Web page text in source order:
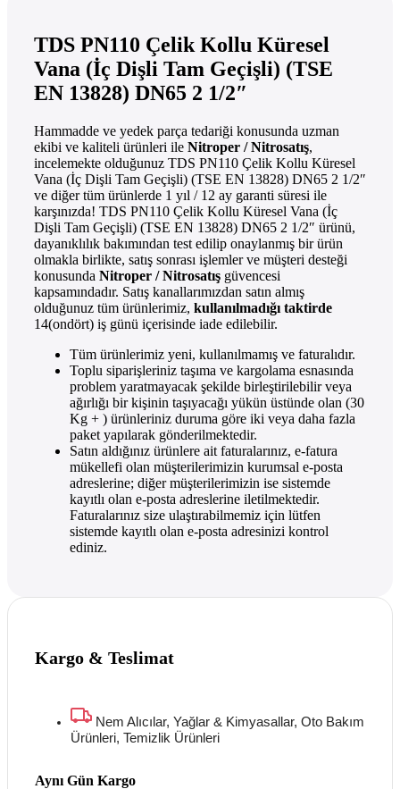
TDS PN110 Çelik Kollu Küresel
Vana (İç Dişli Tam Geçişli) (TSE
EN 13828) DN65 2 1/2″
Hammadde ve yedek parça tedariği konusunda uzman
ekibi ve kaliteli ürünleri ile Nitroper / Nitrosatış,
incelemekte olduğunuz TDS PN110 Çelik Kollu Küresel
Vana (İç Dişli Tam Geçişli) (TSE EN 13828) DN65 2 1/2″
ve diğer tüm ürünlerde 1 yıl / 12 ay garanti süresi ile
karşınızda! TDS PN110 Çelik Kollu Küresel Vana (İç
Dişli Tam Geçişli) (TSE EN 13828) DN65 2 1/2″ ürünü,
dayanıklılık bakımından test edilip onaylanmış bir ürün
olmakla birlikte, satış sonrası işlemler ve müşteri desteği
konusunda Nitroper / Nitrosatış güvencesi
kapsamındadır. Satış kanallarımızdan satın almış
olduğunuz tüm ürünlerimiz, kullanılmadığı taktirde
14(ondört) iş günü içerisinde iade edilebilir.
Tüm ürünlerimiz yeni, kullanılmamış ve faturalıdır.
Toplu siparişleriniz taşıma ve kargolama esnasında
problem yaratmayacak şekilde birleştirilebilir veya
ağırlığı bir kişinin taşıyacağı yükün üstünde olan (30
Kg + ) ürünleriniz duruma göre iki veya daha fazla
paket yapılarak gönderilmektedir.
Satın aldığınız ürünlere ait faturalarınız, e-fatura
mükellefi olan müşterilerimizin kurumsal e-posta
adreslerine; diğer müşterilerimizin ise sistemde
kayıtlı olan e-posta adreslerine iletilmektedir.
Faturalarınız size ulaştırabilmemiz için lütfen
sistemde kayıtlı olan e-posta adresinizi kontrol
ediniz.
Kargo & Teslimat
Nem Alıcılar, Yağlar & Kimyasallar, Oto Bakım
Ürünleri, Temizlik Ürünleri
Aynı Gün Kargo